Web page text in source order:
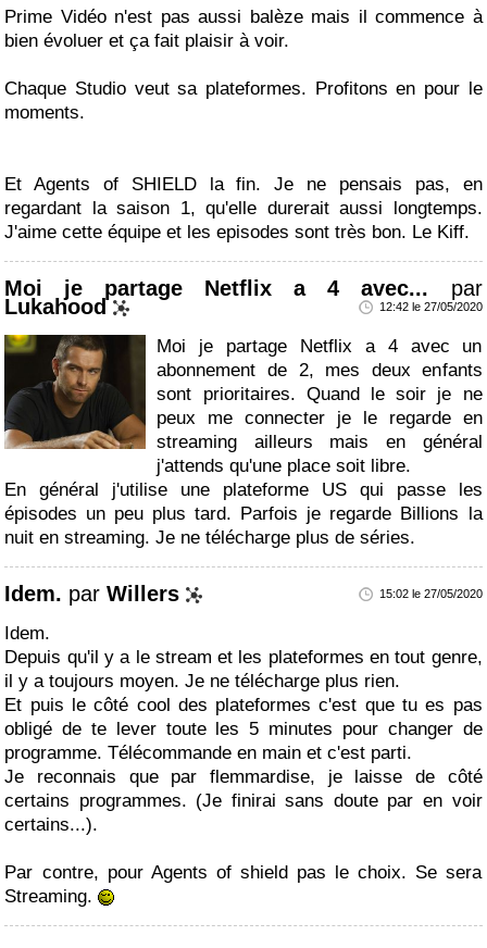
Prime Vidéo n'est pas aussi balèze mais il commence à
bien évoluer et ça fait plaisir à voir.
Chaque Studio veut sa plateformes. Profitons en pour le
moments.
Et Agents of SHIELD la fin. Je ne pensais pas, en
regardant la saison 1, qu'elle durerait aussi longtemps.
J'aime cette équipe et les episodes sont très bon. Le Kiff.
Moi je partage Netflix a 4 avec... par
Lukahood 12:42 le 27/05/2020
Moi je partage Netflix a 4 avec un
abonnement de 2, mes deux enfants
sont prioritaires. Quand le soir je ne
peux me connecter je le regarde en
streaming ailleurs mais en général
j'attends qu'une place soit libre.
En général j'utilise une plateforme US qui passe les
épisodes un peu plus tard. Parfois je regarde Billions la
nuit en streaming. Je ne télécharge plus de séries.
Idem. parWillers 15:02 le 27/05/2020
Idem.
Depuis qu'il y a le stream et les plateformes en tout genre,
il y a toujours moyen. Je ne télécharge plus rien.
Et puis le côté cool des plateformes c'est que tu es pas
obligé de te lever toute les 5 minutes pour changer de
programme. Télécommande en main et c'est parti.
Je reconnais que par flemmardise, je laisse de côté
certains programmes. (Je finirai sans doute par en voir
certains...).
Par contre, pour Agents of shield pas le choix. Se sera
Streaming.